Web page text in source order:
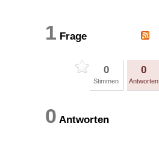
1 Frage
0
Stimmen
0
Antworten
0 Antworten